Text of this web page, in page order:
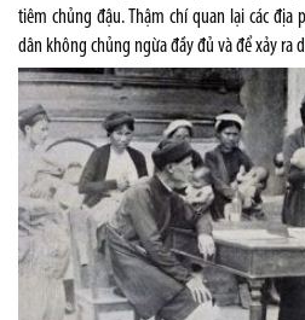
tiêm chủng đậu. Thậm chí quan lại các địa
dân không chủng ngừa đầy đủ và để xảy ra